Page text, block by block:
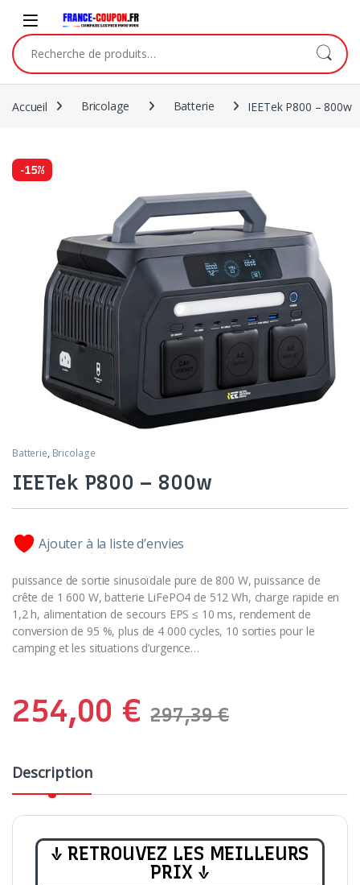
Accueil Bricolage Batterie IEETek P800 – 800w
-15%
Batterie, Bricolage
IEETek P800 – 800w
Ajouter à la liste d’envies
puissance de sortie sinusoïdale pure de 800 W, puissance de
crête de 1 600 W, batterie LiFePO4 de 512 Wh, charge rapide en
1,2 h, alimentation de secours EPS ≤ 10 ms, rendement de
conversion de 95 %, plus de 4 000 cycles, 10 sorties pour le
camping et les situations d’urgence…
254,00 € 297,39€
Description
↓ RETROUVEZ LES MEILLEURS
PRIX ↓